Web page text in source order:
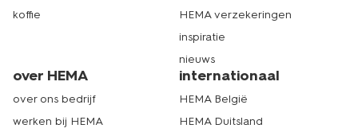
koffie
HEMA verzekeringen
inspiratie
nieuws
over HEMA
over ons bedrijf
werken bij HEMA
internationaal
HEMA België
HEMA Duitsland